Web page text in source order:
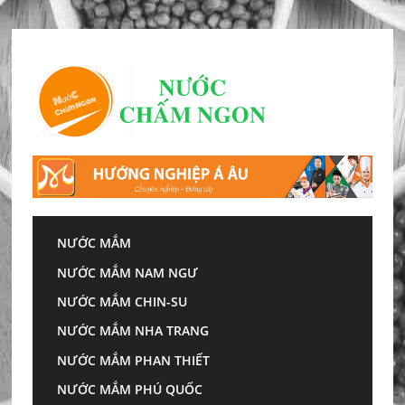
to
content
NƯỚC MẮM
NƯỚC MẮM NAM NGƯ
NƯỚC MẮM CHIN-SU
NƯỚC MẮM NHA TRANG
NƯỚC MẮM PHAN THIẾT
NƯỚC MẮM PHÚ QUỐC
Nên chọn loại nào mới tốt?
Nước mắm hạn chế nguy
cơ đột quỵ: Nên chọn
loại nào mới tốt?